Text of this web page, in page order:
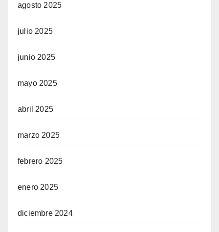
agosto 2025
julio 2025
junio 2025
mayo 2025
abril 2025
marzo 2025
febrero 2025
enero 2025
diciembre 2024